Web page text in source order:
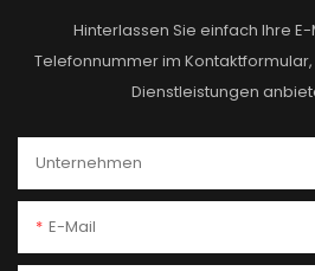
Hinterlassen Sie einfach Ihre
Telefonnummer im
Dienstleistungen
Unternehmen
E-Mail